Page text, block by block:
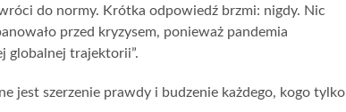
do normy. Krótka odpowiedź brzmi: nigdy. Nic
przed kryzysem, ponieważ pandemia
globalnej trajektorii”.
jest szerzenie prawdy i budzenie każdego, kogo tylko